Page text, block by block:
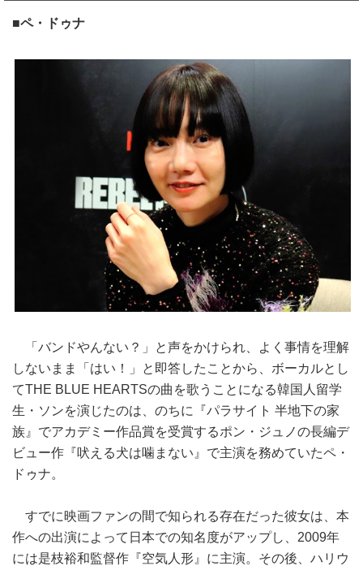
■ペ・ドゥナ
「バンドやんない？」と声をかけられ、よく事情を理解
しないまま「はい！」と即答したことから、ボーカルとし
てTHE BLUE HEARTSの曲を歌うことになる韓国人留学
生・ソンを演じたのは、のちに『パラサイト 半地下の家
族』でアカデミー作品賞を受賞するポン・ジュノの長編デ
ビュー作『吠える犬は噛まない』で主演を務めていたペ・
ドゥナ。
すでに映画ファンの間で知られる存在だった彼女は、本
作への出演によって日本での知名度がアップし、2009年
には是枝裕和監督作『空気人形』に主演。その後、ハリウ